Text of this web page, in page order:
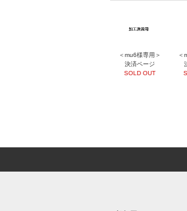
＜mu6様専用＞
決済ページ
SOLD OUT
＜